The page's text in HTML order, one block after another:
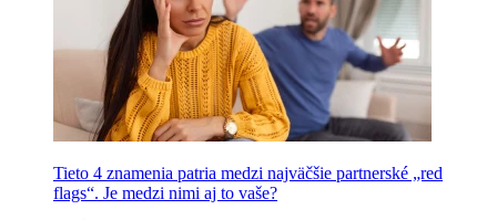
Tieto 4 znamenia patria medzi najväčšie partnerské „red
flags“. Je medzi nimi aj to vaše?